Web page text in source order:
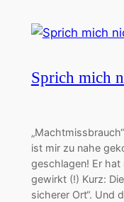
Sprich mich
ist mir zu nahe
geschlagen! Er
gewirkt (!) Kurz:
sicherer Ort“. Und